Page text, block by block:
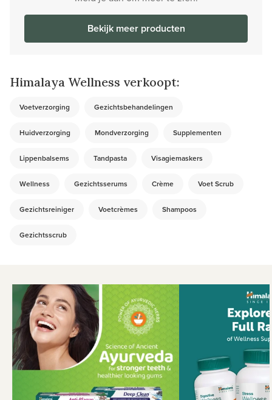
Bekijk meer producten
Himalaya Wellness verkoopt:
Voetverzorging Gezichtsbehandelingen
Huidverzorging Mondverzorging Supplementen
Lippenbalsems Tandpasta Visagiemaskers
Wellness Gezichtsserums Crème Voet Scrub
Gezichtsreiniger Voetcrèmes Shampoos
Gezichtsscrub